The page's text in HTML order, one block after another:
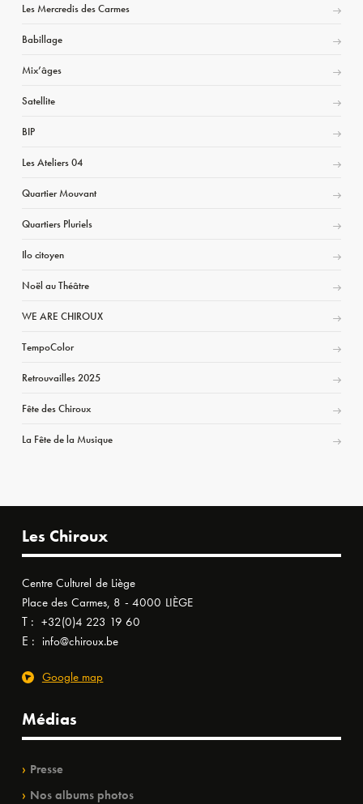
Les Mercredis des Carmes
Babillage
Mix’âges
Satellite
BIP
Les Ateliers 04
Quartier Mouvant
Quartiers Pluriels
Ilo citoyen
Noël au Théâtre
WE ARE CHIROUX
TempoColor
Retrouvailles 2025
Fête des Chiroux
La Fête de la Musique
Les Chiroux
Centre Culturel de Liège
Place des Carmes, 8 - 4000 LIÈGE
T : +32(0)4 223 19 60
E : info@chiroux.be
Google map
Médias
Presse
Nos albums photos